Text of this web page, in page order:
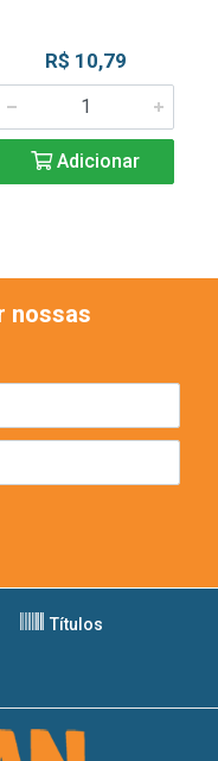
R$ 10,79
Adicionar
nossas
Títulos